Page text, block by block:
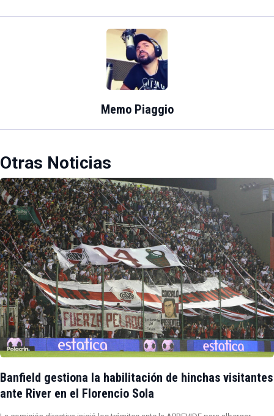
Memo Piaggio
Otras Noticias
Banfield gestiona la habilitación de hinchas visitantes
ante River en el Florencio Sola